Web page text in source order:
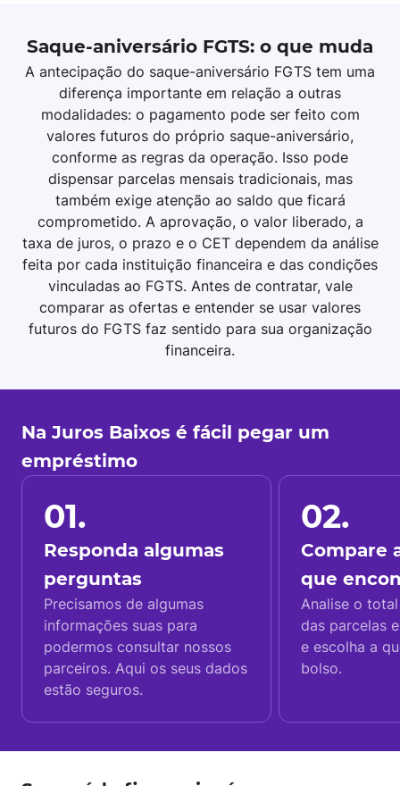
Saque-aniversário FGTS: o que muda
A antecipação do saque-aniversário FGTS tem uma
diferença importante em relação a outras
modalidades: o pagamento pode ser feito com
valores futuros do próprio saque-aniversário,
conforme as regras da operação. Isso pode
dispensar parcelas mensais tradicionais, mas
também exige atenção ao saldo que ficará
comprometido. A aprovação, o valor liberado, a
taxa de juros, o prazo e o CET dependem da análise
feita por cada instituição financeira e das condições
vinculadas ao FGTS. Antes de contratar, vale
comparar as ofertas e entender se usar valores
futuros do FGTS faz sentido para sua organização
financeira.
Na Juros Baixos é fácil pegar um
empréstimo
01.
Responda algumas
perguntas
Precisamos de algumas
informações suas para
podermos consultar nossos
parceiros. Aqui os seus dados
estão seguros.
02.
Compare
que
Analise o
das parcelas
e escolha a
bolso.